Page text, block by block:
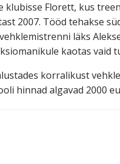
Florett, kus
2007. Tööd tehakse
läks
kaotas vaid
korralikust
hinnad algavad 2000